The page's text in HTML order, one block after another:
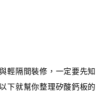
輕隔間裝修，一定要先知
下就幫你整理矽酸鈣板的